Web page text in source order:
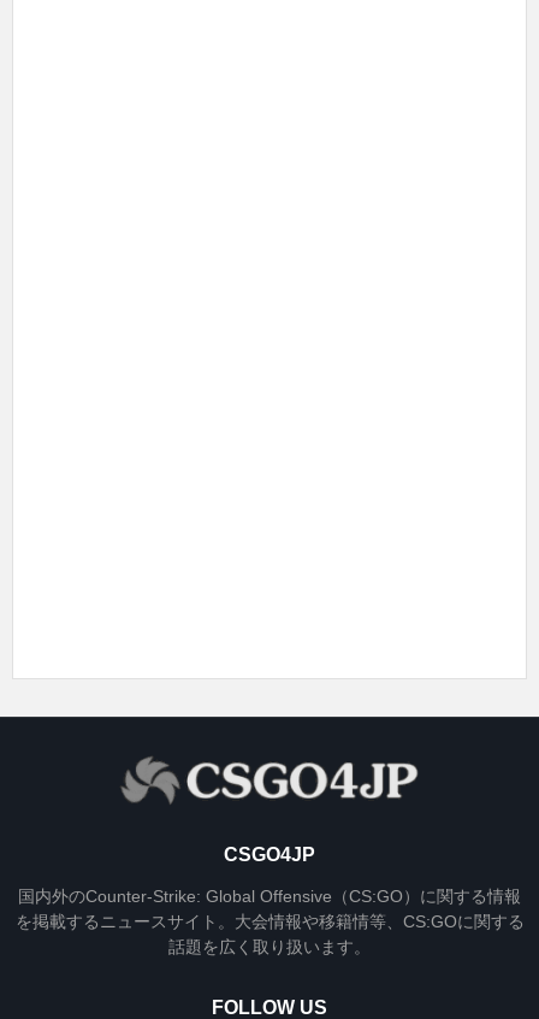
CSGO4JP
国内外のCounter-Strike: Global Offensive（CS:GO）に関する情報
を掲載するニュースサイト。大会情報や移籍情等、CS:GOに関する
話題を広く取り扱います。
FOLLOW US